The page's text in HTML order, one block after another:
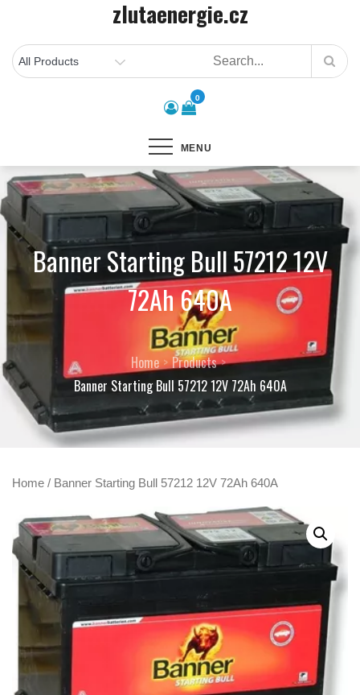
content
zlutaenergie.cz
0
MENU
Banner Starting Bull 57212 12V
72Ah 640A
Home
Products
Banner Starting Bull 57212 12V 72Ah 640A
Home / Banner Starting Bull 57212 12V 72Ah 640A